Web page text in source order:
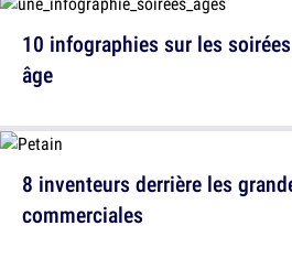
10 infographies sur les
âge
8 inventeurs derrière les
commerciales